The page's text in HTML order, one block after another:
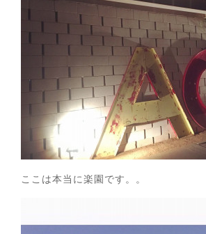
ここは本当に楽園です。。